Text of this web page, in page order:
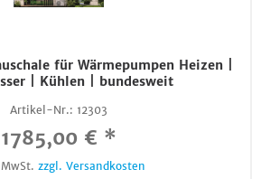
für Wärmepumpen Heizen |
| Kühlen | bundesweit
Artikel-Nr.: 12303
1785,00 € *
zzgl. Versandkosten